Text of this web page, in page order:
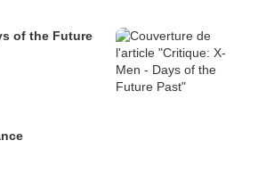
of the Future